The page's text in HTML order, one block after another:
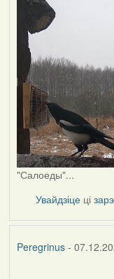
"Салоеды"...
Увайдзіце ці
Peregrinus-